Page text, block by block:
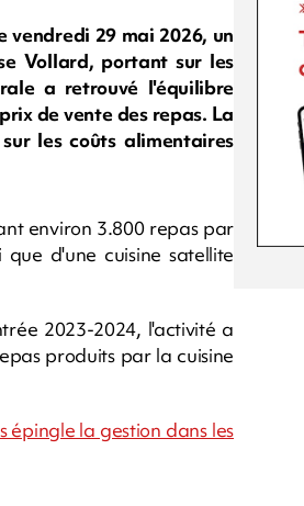
vendredi 29 mai 2026, un
Vollard, portant sur les
a retrouvé l'équilibre
de vente des repas. La
les coûts alimentaires
environ 3.800 repas par
d'une cuisine satellite
2023-2024, l'activité a
produits par la cuisine
épingle la gestion dans les